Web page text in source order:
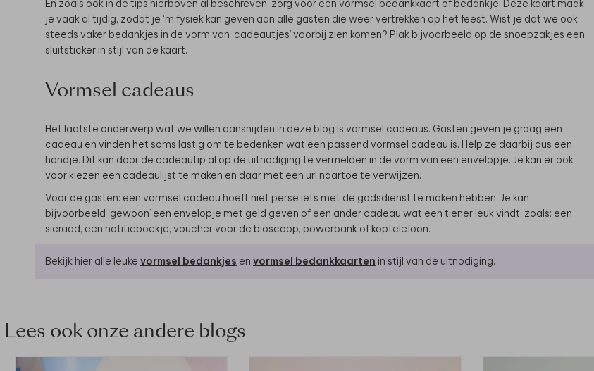
En zoals ook in de tips hierboven al beschreven: zorg voor een vormsel bedankkaart of bedankje. Deze kaart maak
je vaak al tijdig, zodat je ‘m fysiek kan geven aan alle gasten die weer vertrekken op het feest. Wist je dat we ook
steeds vaker bedankjes in de vorm van ‘cadeautjes’ voorbij zien komen? Plak bijvoorbeeld op de snoepzakjes een
sluitsticker in stijl van de kaart.
Vormsel cadeaus
Het laatste onderwerp wat we willen aansnijden in deze blog is vormsel cadeaus. Gasten geven je graag een
cadeau en vinden het soms lastig om te bedenken wat een passend vormsel cadeau is. Help ze daarbij dus een
handje. Dit kan door de cadeautip al op de uitnodiging te vermelden in de vorm van een envelopje. Je kan er ook
voor kiezen een cadeaulijst te maken en daar met een url naartoe te verwijzen.
Voor de gasten: een vormsel cadeau hoeft niet perse iets met de godsdienst te maken hebben. Je kan
bijvoorbeeld ‘gewoon’ een envelopje met geld geven of een ander cadeau wat een tiener leuk vindt, zoals: een
sieraad, een notitieboekje, voucher voor de bioscoop, powerbank of koptelefoon.
Bekijk hier alle leuke vormsel bedankjes en vormsel bedankkaarten in stijl van de uitnodiging.
Lees ook onze andere blogs